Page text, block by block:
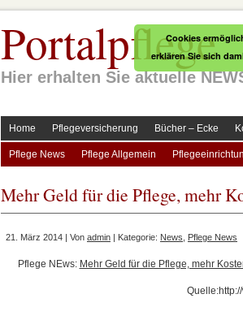
Portalpflege
Hier erhalten Sie aktuelle
Home Pflegeversicherung Bücher – Ecke
Pflege News Pflege Allgemein
Mehr Geld für die Pflege, mehr
21. März 2014 | Von admin | Kategorie: News Pflege News
Pflege NEws: Mehr Geld für die Pflege, mehr
Cookies
erklären Sie sich